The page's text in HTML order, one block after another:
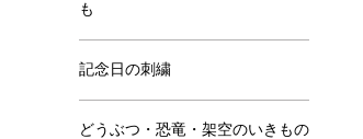
も
記念日の刺繍
どうぶつ・恐竜・架空のいきもの